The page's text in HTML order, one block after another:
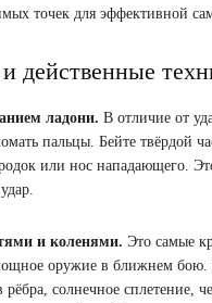
точек для эффективной
действенные
ладони. В отличие от
пальцы. Бейте твёрдой
или нос нападающего.
и коленями. Это самые
оружие в ближнем бою.
рёбра, солнечное сплетение,